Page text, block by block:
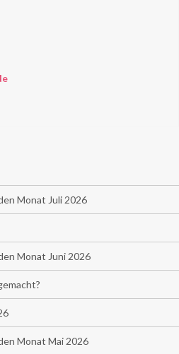
Monat Juli 2026
Monat Juni 2026
Monat Mai 2026